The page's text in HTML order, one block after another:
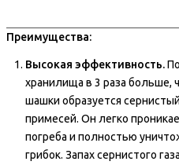
Преимущества:
Высокая эффективность.
хранилища в 3 раза больше,
шашки образуется
примесей. Он легко
погреба и полностью
грибок. Запах сернистого